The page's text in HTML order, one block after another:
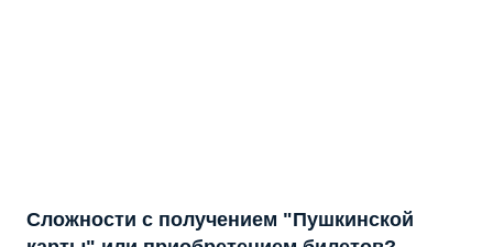
Сложности с получением "Пушкинской